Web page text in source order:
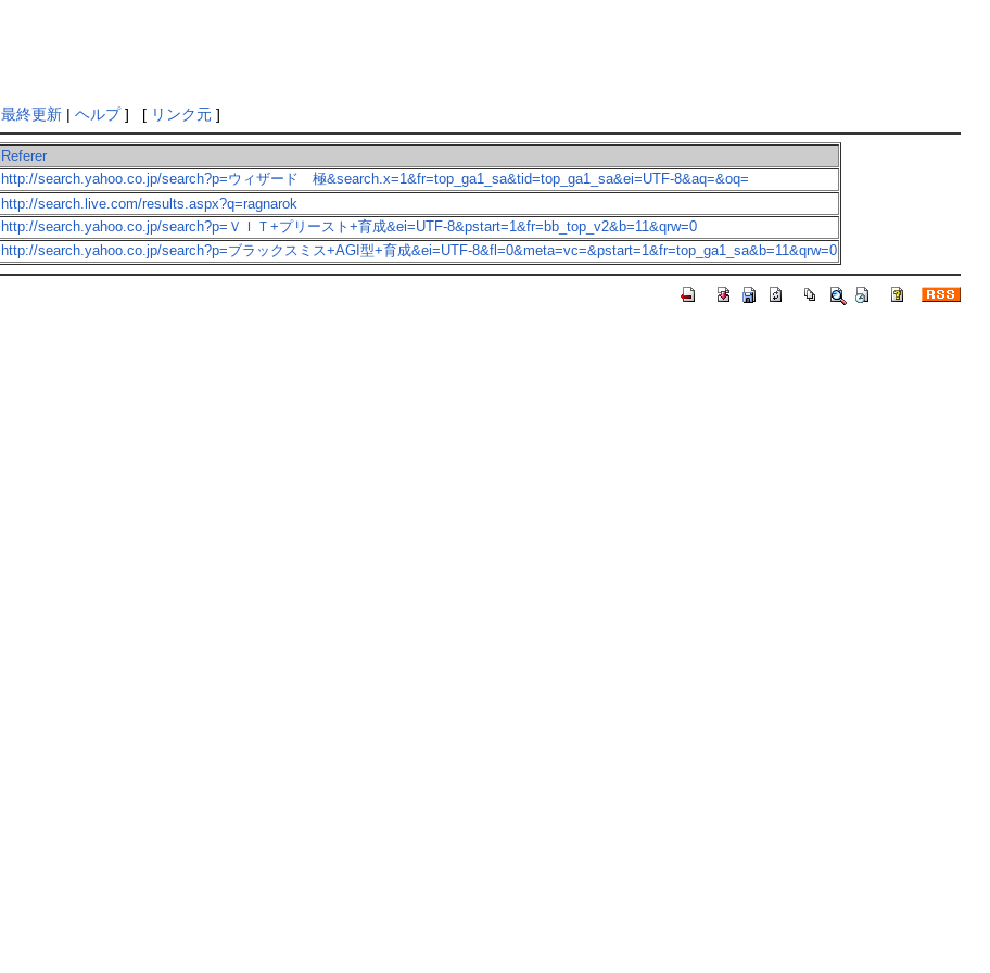
最終更新| ヘルプ] [ リンク元]
Referer
http://search.yahoo.co.jp/search?p=ウィザード 極&search.x=1&fr=top_ga1_sa&tid=top_ga1_sa&ei=UTF-8&aq=&oq=
http://search.live.com/results.aspx?q=ragnarok
http://search.yahoo.co.jp/search?p=ＶＩＴ+プリースト+育成&ei=UTF-8&pstart=1&fr=bb_top_v2&b=11&qrw=0
http://search.yahoo.co.jp/search?p=ブラックスミス+AGI型+育成&ei=UTF-8&fl=0&meta=vc=&pstart=1&fr=top_ga1_sa&b=11&qrw=0